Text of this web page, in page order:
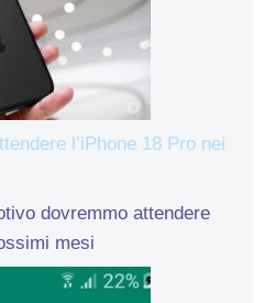
l’iPhone 18 Pro nei
dovremmo attendere
mesi